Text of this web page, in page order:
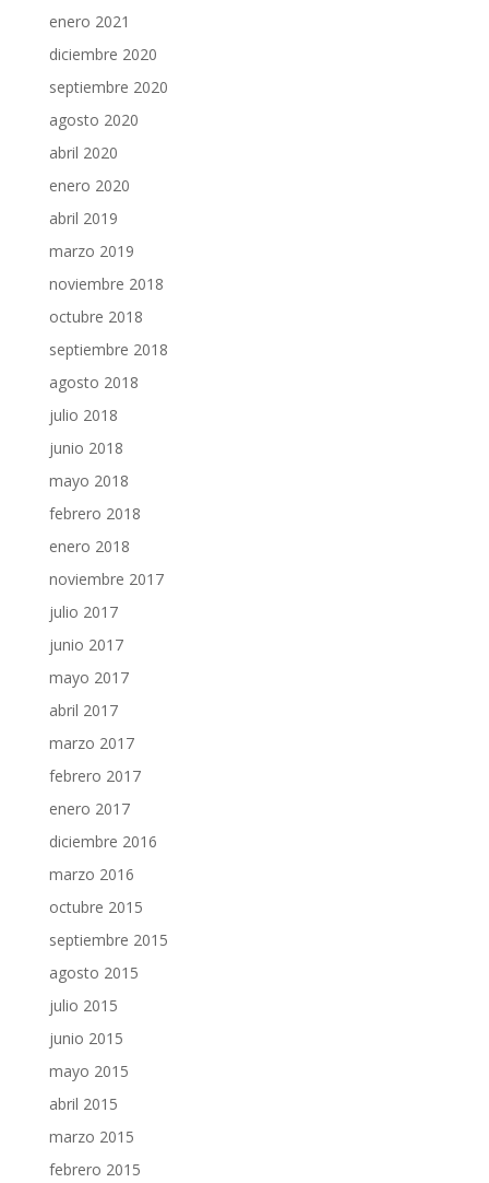
enero 2021
diciembre 2020
septiembre 2020
agosto 2020
abril 2020
enero 2020
abril 2019
marzo 2019
noviembre 2018
octubre 2018
septiembre 2018
agosto 2018
julio 2018
junio 2018
mayo 2018
febrero 2018
enero 2018
noviembre 2017
julio 2017
junio 2017
mayo 2017
abril 2017
marzo 2017
febrero 2017
enero 2017
diciembre 2016
marzo 2016
octubre 2015
septiembre 2015
agosto 2015
julio 2015
junio 2015
mayo 2015
abril 2015
marzo 2015
febrero 2015